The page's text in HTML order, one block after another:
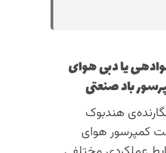
یا دبی هوای
باد صنعتی
هندبوک
کمپرسور هوای